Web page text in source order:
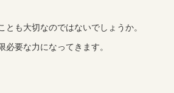
とも大切なのではないでしょうか。
要な力になってきます。